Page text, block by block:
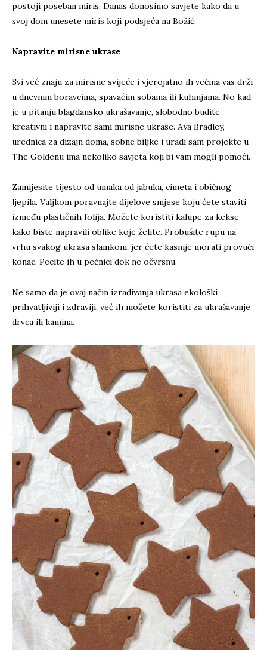
postoji poseban miris. Danas donosimo savjete kako da u
svoj dom unesete miris koji podsjeća na Božić.
Napravite mirisne ukrase
Svi već znaju za mirisne svijeće i vjerojatno ih većina vas drži
u dnevnim boravcima, spavaćim sobama ili kuhinjama. No kad
je u pitanju blagdansko ukrašavanje, slobodno budite
kreativni i napravite sami mirisne ukrase. Aya Bradley,
urednica za dizajn doma, sobne biljke i uradi sam projekte u
The Goldenu ima nekoliko savjeta koji bi vam mogli pomoći.
Zamijesite tijesto od umaka od jabuka, cimeta i običnog
ljepila. Valjkom poravnajte dijelove smjese koju ćete staviti
između plastičnih folija. Možete koristiti kalupe za kekse
kako biste napravili oblike koje želite. Probušite rupu na
vrhu svakog ukrasa slamkom, jer ćete kasnije morati provući
konac. Pecite ih u pećnici dok ne očvrsnu.
Ne samo da je ovaj način izrađivanja ukrasa ekološki
prihvatljiviji i zdraviji, već ih možete koristiti za ukrašavanje
drvca ili kamina.